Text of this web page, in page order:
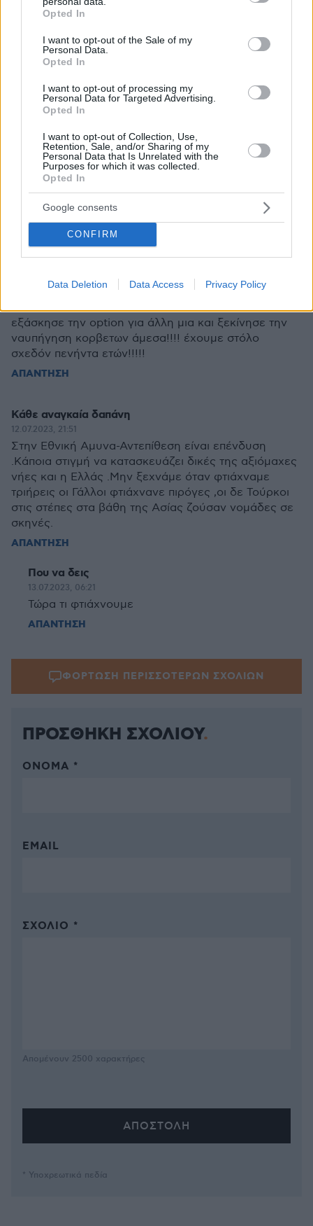
grant or deny consent to Google and its third-party tags to
use your data for below specified purposes in below Google
consent section.
Opted In
I want to opt-out of the Sale of my
Personal Data.
Opted In
I want to opt-out of processing my
Personal Data for Targeted Advertising.
Opted In
I want to opt-out of Collection, Use,
Retention, Sale, and/or Sharing of my
Personal Data that Is Unrelated with the
Purposes for which it was collected.
Opted In
Google consents
CONFIRM
Data Deletion Data Access Privacy Policy
κι αλλιώς τα νησιά μας καθιστούν το Αιγαιο παγίδα
ΑΠΑΝΤΗΣΗ
12.07.2023, 22:02
καινούργια πλοία και οι γείτονες έχουν αρχίσει έχουν
παραλάβει ήδη δίκη τους κατασκευής σύγχρονα
πλοία .Έχουν πρόγραμμα να φτάσουν τα 50 πλοία .Ότι
και να κάνουμε υπολειπόμαστε κατά πολύ .Πάψτε να
ταϊζετε σανό τους αδαείς συμπολίτες μας
εξάσκησε την option για άλλη μια και ξεκίνησε την
ναυπήγηση κορβετων άμεσα!!!! έχουμε στόλο
σχεδόν πενήντα ετών!!!!!
ΑΠΑΝΤΗΣΗ
Κάθε αναγκαία δαπάνη
12.07.2023, 21:51
Στην Εθνική Αμυνα-Αντεπίθεση είναι επένδυση
.Κάποια στιγμή να κατασκευάζει δικές της αξιόμαχες
νήες και η Ελλάς .Μην ξεχνάμε όταν φτιάχναμε
τριήρεις οι Γάλλοι φτιάχνανε πιρόγες ,οι δε Τούρκοι
στις στέπες στα βάθη της Ασίας ζούσαν νομάδες σε
σκηνές.
ΑΠΑΝΤΗΣΗ
Που να δεις
13.07.2023, 06:21
Τώρα τι φτιάχνουμε
ΑΠΑΝΤΗΣΗ
ΦΟΡΤΩΣΗ ΠΕΡΙΣΣΟΤΕΡΩΝ ΣΧΟΛΙΩΝ
ΠΡΟΣΘΗΚΗ ΣΧΟΛΙΟΥ
ΌΝΟΜΑ *
EMAIL
ΣΧΌΛΙΟ *
Απομένουν 2500 χαρακτήρες
* Υποχρεωτικά πεδία